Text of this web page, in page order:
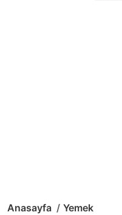
Anasayfa Yemek